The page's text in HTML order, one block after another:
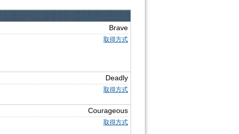
Brave
取得方式
Deadly
取得方式
Courageous
取得方式